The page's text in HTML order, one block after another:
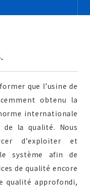
que l’usine de
obtenu la
internationale
la qualité. Nous
d’exploiter et
système afin de
de qualité encore
qualité approfondi,